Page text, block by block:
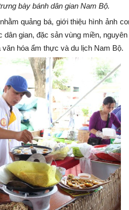
bày bánh dân gian Nam Bộ.
quảng bá, giới thiệu hình ảnh
gian, đặc sản vùng miền,
hóa ẩm thực và du lịch Nam Bộ.